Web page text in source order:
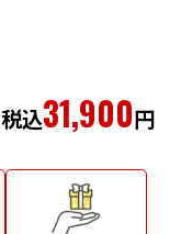
税込31,900円